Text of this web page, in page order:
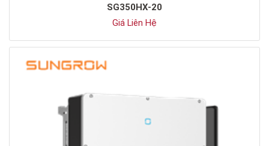
SG350HX-20
Giá Liên Hệ